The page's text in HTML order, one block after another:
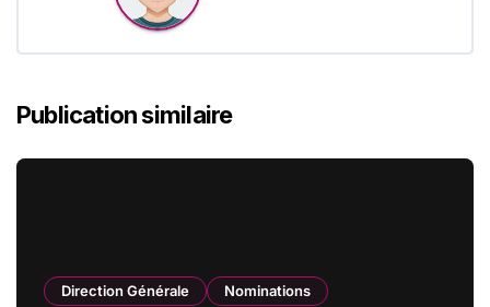
Publication similaire
Direction Générale Nominations